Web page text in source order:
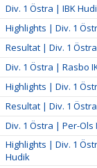
Div. 1 Östra | IBK
Highlights | Div. 1
Resultat | Div. 1
Div. 1 Östra | Rasbo
Highlights | Div. 1
Resultat | Div. 1
Div. 1 Östra | Per-Ols
Highlights | Div. 1
Hudik